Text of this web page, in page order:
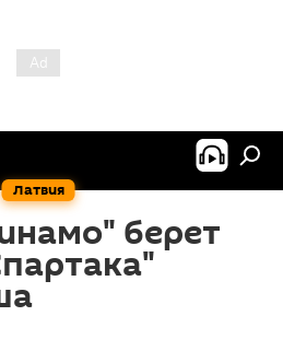
Латвия
берет